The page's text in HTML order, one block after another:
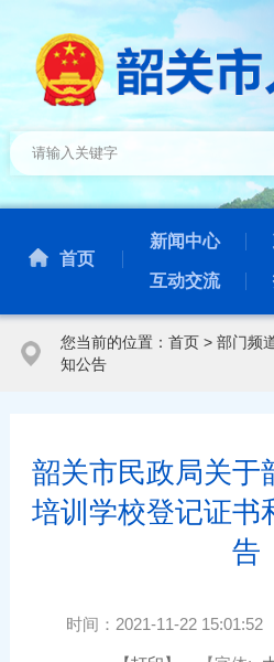
首页
新闻中心
互动交流
您当前的位置： 首页> 部门频
知公告
韶关市民政局关于
培训学校登记证书
告
时间： 2021-11-22 15:01:52